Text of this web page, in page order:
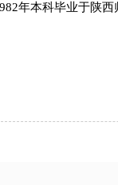
年本科毕业于陕西